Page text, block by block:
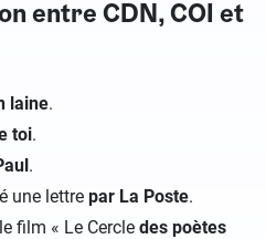
entre CDN, COI et
laine.
toi.
.
une lettre par La Poste.
film « Le Cercle des poètes